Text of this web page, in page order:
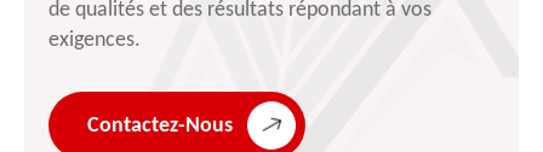
de qualités et des résultats répondant à vos
exigences.
Contactez-Nous